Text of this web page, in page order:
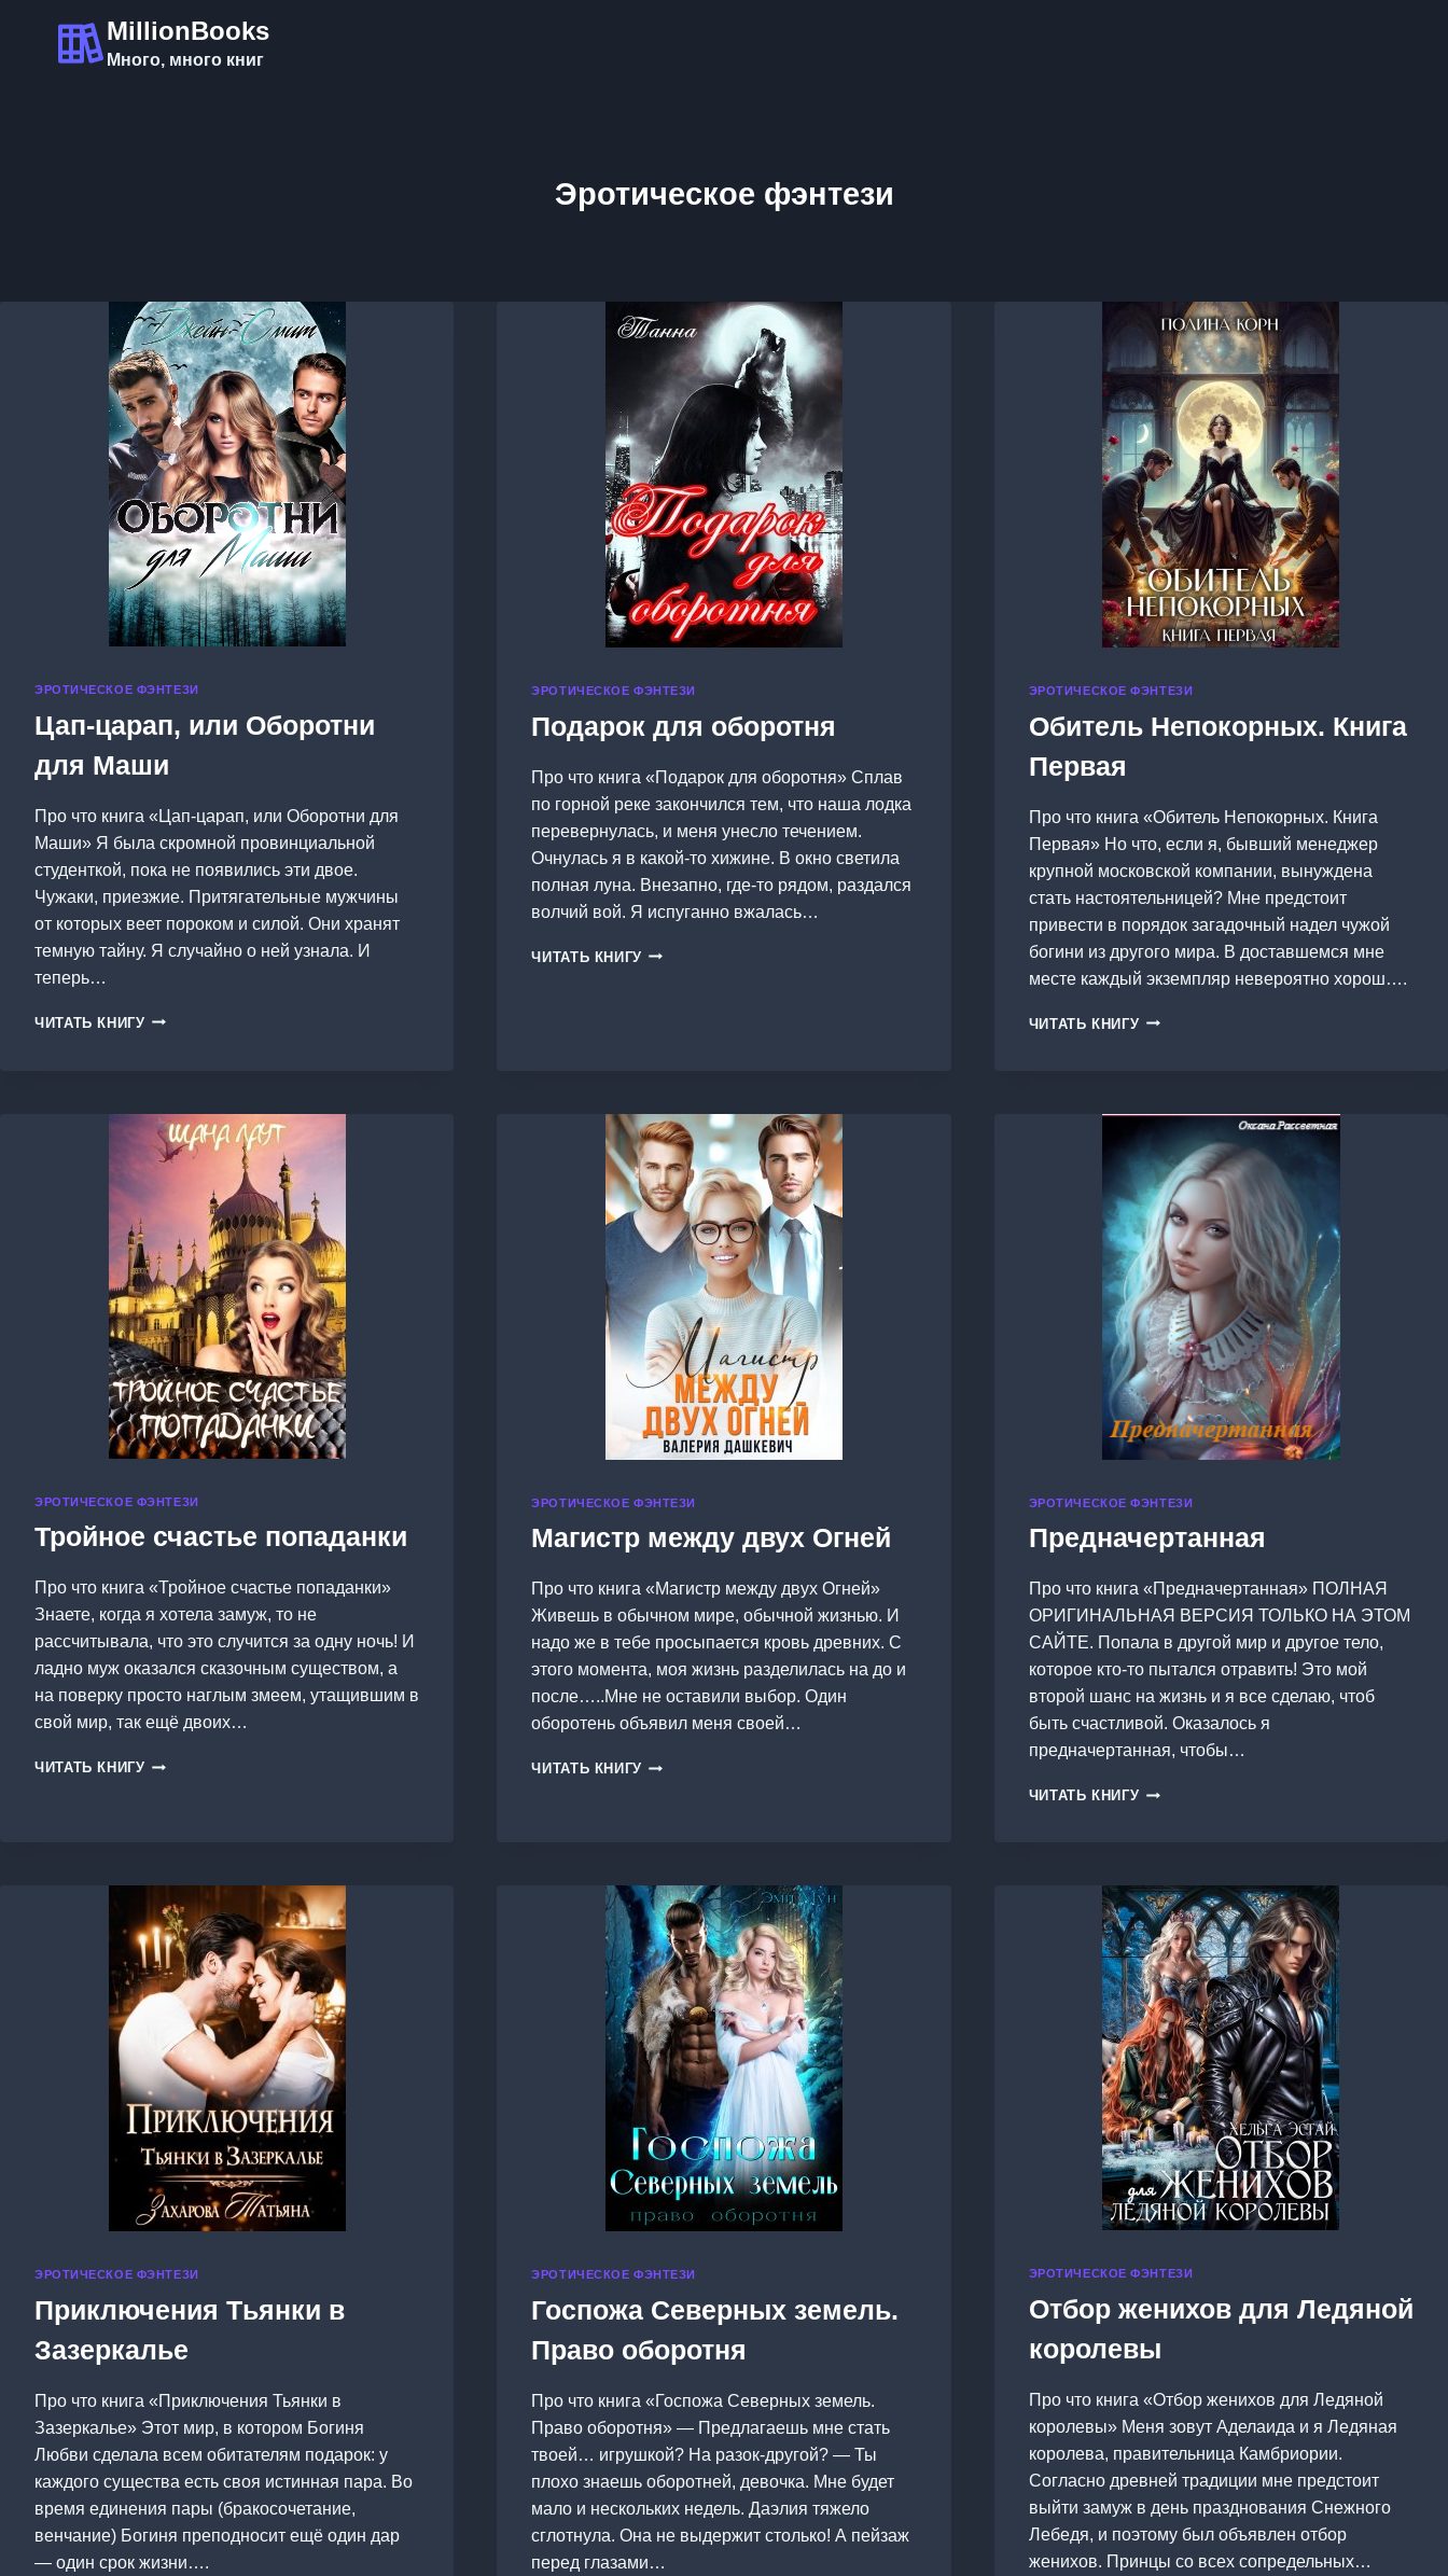
содержимому
MillionBooks
Много, много книг
Эротическое фэнтези
ЭРОТИЧЕСКОЕ ФЭНТЕЗИ
Цап-царап, или Оборотни
для Маши
Про что книга «Цап-царап, или Оборотни для
Маши» Я была скромной провинциальной
студенткой, пока не появились эти двое.
Чужаки, приезжие. Притягательные мужчины
от которых веет пороком и силой. Они хранят
темную тайну. Я случайно о ней узнала. И
теперь…
ЧИТАТЬ КНИГУ ЦАП-
МАШИ
ЭРОТИЧЕСКОЕ ФЭНТЕЗИ
Подарок для оборотня
Про что книга «Подарок для оборотня» Сплав
по горной реке закончился тем, что наша лодка
перевернулась, и меня унесло течением.
Очнулась я в какой-то хижине. В окно светила
полная луна. Внезапно, где-то рядом, раздался
волчий вой. Я испуганно вжалась…
ЧИТАТЬ КНИГУ ПОДАРОК
ЭРОТИЧЕСКОЕ ФЭНТЕЗИ
Обитель Непокорных. Книга
Первая
Про что книга «Обитель Непокорных. Книга
Первая» Но что, если я, бывший менеджер
крупной московской компании, вынуждена
стать настоятельницей? Мне предстоит
привести в порядок загадочный надел чужой
богини из другого мира. В доставшемся мне
месте каждый экземпляр невероятно хорош….
ЧИТАТЬ КНИГУ ОБИТЕЛЬ
ЭРОТИЧЕСКОЕ ФЭНТЕЗИ
Тройное счастье попаданки
Про что книга «Тройное счастье попаданки»
Знаете, когда я хотела замуж, то не
рассчитывала, что это случится за одну ночь! И
ладно муж оказался сказочным существом, а
на поверку просто наглым змеем, утащившим в
свой мир, так ещё двоих…
ЧИТАТЬ КНИГУ ТРОЙНОЕ
ЭРОТИЧЕСКОЕ ФЭНТЕЗИ
Магистр между двух Огней
Про что книга «Магистр между двух Огней»
Живешь в обычном мире, обычной жизнью. И
надо же в тебе просыпается кровь древних. С
этого момента, моя жизнь разделилась на до и
после…..Мне не оставили выбор. Один
оборотень объявил меня своей…
ЧИТАТЬ КНИГУ МАГИСТР
ЭРОТИЧЕСКОЕ ФЭНТЕЗИ
Предначертанная
Про что книга «Предначертанная» ПОЛНАЯ
ОРИГИНАЛЬНАЯ ВЕРСИЯ ТОЛЬКО НА ЭТОМ
САЙТЕ. Попала в другой мир и другое тело,
которое кто-то пытался отравить! Это мой
второй шанс на жизнь и я все сделаю, чтоб
быть счастливой. Оказалось я
предначертанная, чтобы…
ЧИТАТЬ КНИГУ ПРЕДНАЧЕРТАННАЯ
ЭРОТИЧЕСКОЕ ФЭНТЕЗИ
Приключения Тьянки в
Зазеркалье
Про что книга «Приключения Тьянки в
Зазеркалье» Этот мир, в котором Богиня
Любви сделала всем обитателям подарок: у
каждого существа есть своя истинная пара. Во
время единения пары (бракосочетание,
венчание) Богиня преподносит ещё один дар
— один срок жизни….
ЭРОТИЧЕСКОЕ ФЭНТЕЗИ
Госпожа Северных земель.
Право оборотня
Про что книга «Госпожа Северных земель.
Право оборотня» — Предлагаешь мне стать
твоей… игрушкой? На разок-другой? — Ты
плохо знаешь оборотней, девочка. Мне будет
мало и нескольких недель. Даэлия тяжело
сглотнула. Она не выдержит столько! А пейзаж
перед глазами…
ЭРОТИЧЕСКОЕ ФЭНТЕЗИ
Отбор женихов для Ледяной
королевы
Про что книга «Отбор женихов для Ледяной
королевы» Меня зовут Аделаида и я Ледяная
королева, правительница Камбриории.
Согласно древней традиции мне предстоит
выйти замуж в день празднования Снежного
Лебедя, и поэтому был объявлен отбор
женихов. Принцы со всех сопредельных…